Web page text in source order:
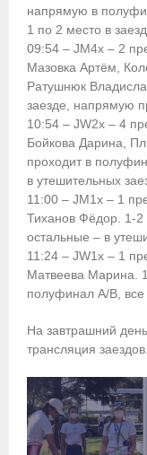
- Документы
- Контакты
- Информация
- Пул
- Семинары и
- Коллегия
- Документы
Фото
Пресса о нас
- Пресса о ФГСР в
напрямую в
1 по 2 место в
09:54 – JM4x – 2
Мазовка Артём,
Ратушнюк
заезде, напрямую
10:54 – JW2x – 4
Бойкова Дарина,
проходит в
в утешительных
11:00 – JM1x – 1
Тиханов Фёдор. 1-2
остальные – в
11:24 – JW1x – 1
Матвеева Марина.
полуфинал А/В, все
На завтрашний
трансляция